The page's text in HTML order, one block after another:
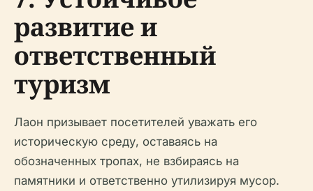
развитие и
ответственный
туризм
Лаон призывает посетителей уважать его
историческую среду, оставаясь на
обозначенных тропах, не взбираясь на
памятники и ответственно утилизируя мусор.